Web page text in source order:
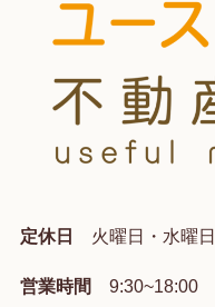
定休日 火曜日・水曜日
営業時間 9:30~18:00